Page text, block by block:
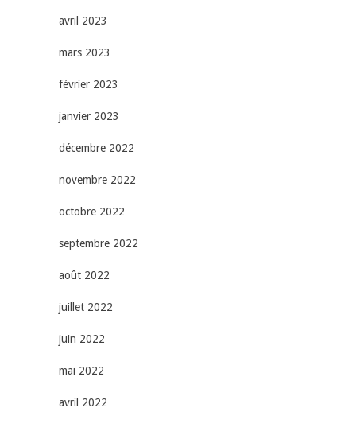
avril 2023
mars 2023
février 2023
janvier 2023
décembre 2022
novembre 2022
octobre 2022
septembre 2022
août 2022
juillet 2022
juin 2022
mai 2022
avril 2022